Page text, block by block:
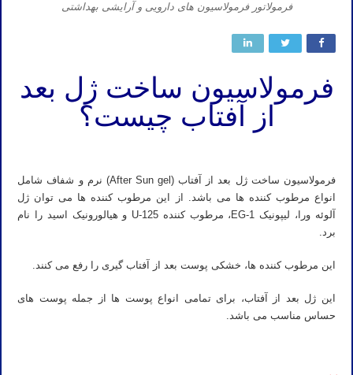
فرمولاتور فرمولاسیون های دارویی و آرایشی بهداشتی
فرمولاسیون ساخت ژل بعد
از آفتاب چیست؟
فرمولاسیون ساخت ژل بعد از آفتاب (After Sun gel) نرم و شفاف شامل
انواع مرطوب کننده ها می باشد. از این مرطوب کننده ها می توان ژل
آلوئه ورا، لیپونیک EG-1، مرطوب کننده U-125 و هیالورونیک اسید را نام
برد.
این مرطوب کننده ها، خشکی پوست بعد از آفتاب گیری را رفع می کنند.
این ژل بعد از آفتاب، برای تمامی انواع پوست ها از جمله پوست های
حساس مناسب می باشد.